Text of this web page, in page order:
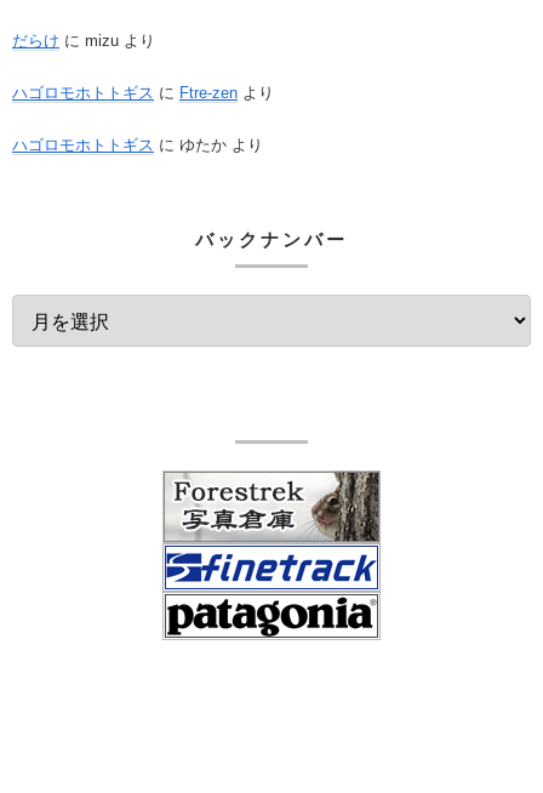
だらけ に mizu より
ハゴロモホトトギス に Ftre-zen より
ハゴロモホトトギス に ゆたか より
バックナンバー